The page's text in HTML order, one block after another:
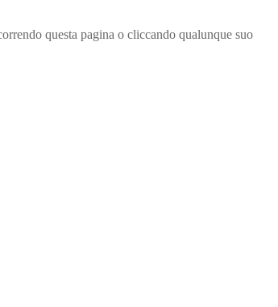
questa pagina o cliccando qualunque suo